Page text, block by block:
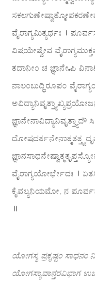
ವೈರಾಗ್ಯಮಿತ್ಯರ್ಥಃ ।
ವಿಷಯೇಷ್ವೇವ
ತದಾನೀಂ ಚ ಜ್ಞಾನೇಽಪಿ
ನಾಲಂಬುದ್ಧಿರೂಪಂ
ಜ್ಞಾನೇನಾವಿದ್ಯಾನಿವೃತ್ತ್ಯಾದೌ
ವೈರಾಗ್ಯಯೋರ್ಭೇದಃ ।
ಕೈವಲ್ಯನಿಯಮೋ, ನ
॥
ಯೋಗಸ್ಯ ಪ್ರಕೃಷ್ಟಂ
ಯೋಗಸ್ಯಾವಾನ್ತರವಿಭಾಗ